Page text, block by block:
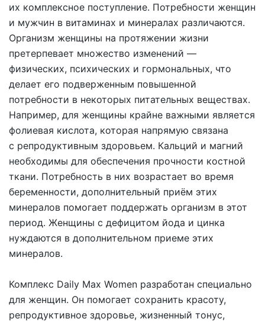
их комплексное поступление. Потребности женщин
и мужчин в витаминах и минералах различаются.
Организм женщины на протяжении жизни
претерпевает множество изменений —
физических, психических и гормональных, что
делает его подверженным повышенной
потребности в некоторых питательных веществах.
Например, для женщины крайне важными является
фолиевая кислота, которая напрямую связана
с репродуктивным здоровьем. Кальций и магний
необходимы для обеспечения прочности костной
ткани. Потребность в них возрастает во время
беременности, дополнительный приём этих
минералов помогает поддержать организм в этот
период. Женщины с дефицитом йода и цинка
нуждаются в дополнительном приеме этих
минералов.
Комплекс Daily Max Women разработан специально
для женщин. Он помогает сохранить красоту,
репродуктивное здоровье, жизненный тонус,